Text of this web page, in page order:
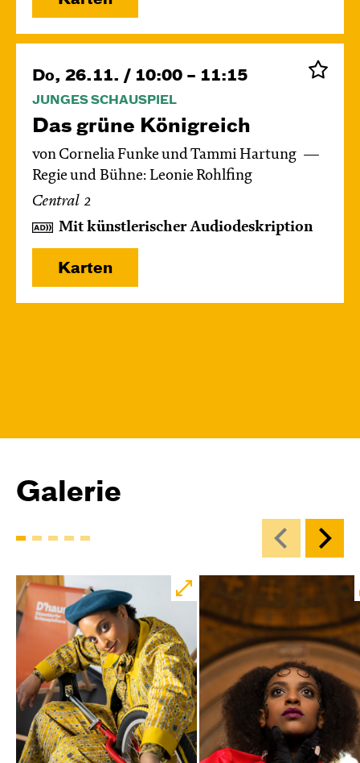
Do, 26.11. / 10:00 – 11:15
JUNGES SCHAUSPIEL
Das grüne König­reich
von Cornelia Funke und Tammi Hartung
Regie und Bühne: Leonie Rohlfing
Central 2
Mit künstlerischer Audiodeskription
Karten
Galerie